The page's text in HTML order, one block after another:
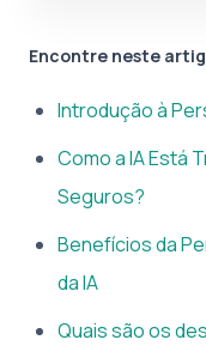
Encontre neste
Introdução à
Como a IA Está
Seguros?
Benefícios da
da IA
Quais são os